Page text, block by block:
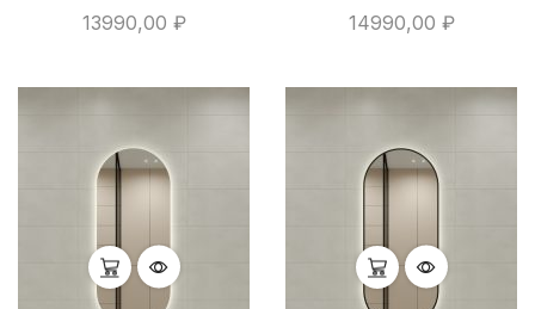
13990,00 ₽ 14990,00 ₽